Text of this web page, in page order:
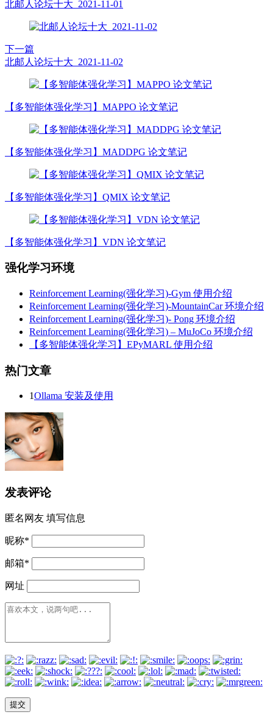
北邮人论坛十大_2021-11-01
下一篇
北邮人论坛十大_2021-11-02
【多智能体强化学习】MAPPO 论文笔记
【多智能体强化学习】MADDPG 论文笔记
【多智能体强化学习】QMIX 论文笔记
【多智能体强化学习】VDN 论文笔记
强化学习环境
Reinforcement Learning(强化学习)-Gym 使用介绍
Reinforcement Learning(强化学习)-MountainCar 环境介绍
Reinforcement Learning(强化学习)- Pong 环境介绍
Reinforcement Learning(强化学习) – MuJoCo 环境介绍
【多智能体强化学习】EPyMARL 使用介绍
热门文章
1Ollama 安装及使用
发表评论
匿名网友 填写信息
昵称*
邮箱*
网址